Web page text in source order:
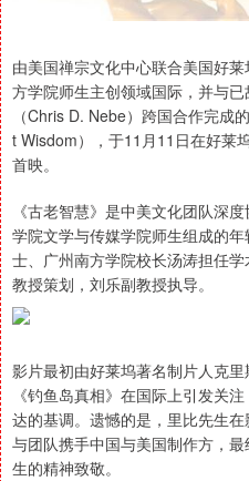
由美国禅宗文化中心联合美国好
方学院师生主创领域国际，并与
（Chris D. Nebe）跨国合作完成
t Wisdom），于11月11日在好莱
首映。
《古老智慧》是中美文化团队深
学院文学与传媒学院师生组成的
士、广州南方学院校长汤涛担任
教授策划，刘乐副教授执导。
影片最初由好莱坞著名制片人克
《钓鱼岛真相》在国际上引发关
达的基调。遗憾的是，里比先生
与团队携手中国与美国制作方，
生的精神致敬。